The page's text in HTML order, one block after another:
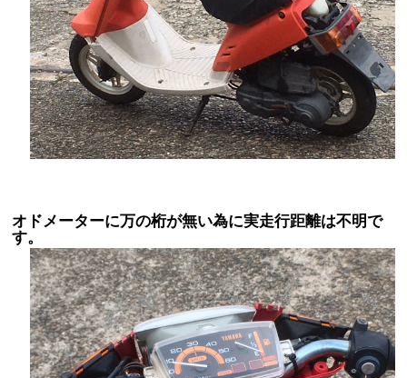
オドメーターに万の桁が無い為に実走行距離は不明で
す。